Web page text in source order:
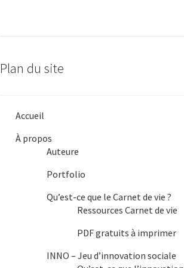
Plan du site
Accueil
À propos
Auteure
Portfolio
Qu’est-ce que le Carnet de vie ?
Ressources Carnet de vie
PDF gratuits à imprimer
INNO – Jeu d’innovation sociale